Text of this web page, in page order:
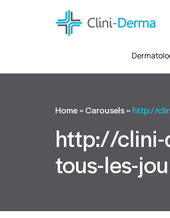
Home » Carousels » http://
http://clini-
tous-les-